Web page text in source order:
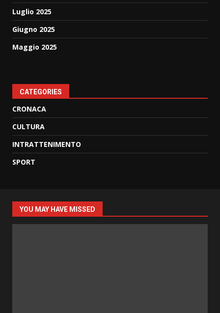
Luglio 2025
Giugno 2025
Maggio 2025
CATEGORIES
CRONACA
CULTURA
INTRATTENIMENTO
SPORT
YOU MAY HAVE MISSED